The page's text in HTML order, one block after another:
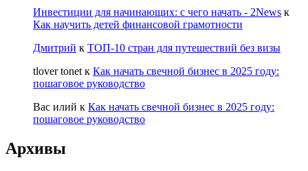
Инвестиции для начинающих: с чего начать - 2News к
Как научить детей финансовой грамотности
Дмитрий к ТОП-10 стран для путешествий без визы
tlover tonet к Как начать свечной бизнес в 2025 году:
пошаговое руководство
Вас илий к Как начать свечной бизнес в 2025 году:
пошаговое руководство
Архивы